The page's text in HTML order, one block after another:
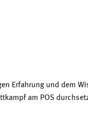
Erfahrung und dem
am POS